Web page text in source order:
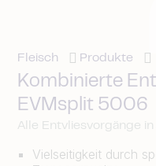
Fleisch Produkte
Kombinierte
EVMsplit 5006
Alle Entvliesvorgänge
Vielseitigkeit durch